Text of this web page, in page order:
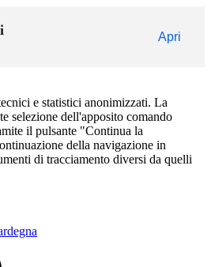
Apri
e statistici anonimizzati. La
selezione dell'apposito comando
il pulsante "Continua la
della navigazione in
di tracciamento diversi da quelli